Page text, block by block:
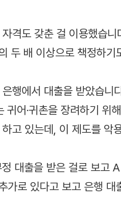
격도 갖춘 걸 이용했습
두 배 이상으로 책정하기
행에서 대출을 받았습니
어·귀촌을 장려하기 위
고 있는데, 이 제도를 악
대출을 받은 걸로 보고
로 있다고 보고 은행